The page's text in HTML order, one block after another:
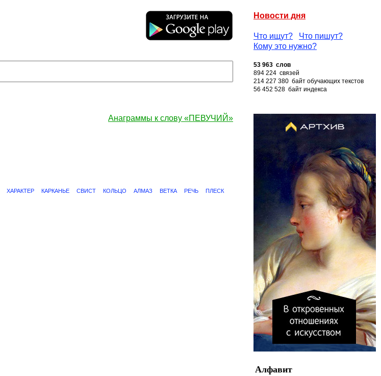
Новости дня
Что ищут?
Что пишут?
Кому это нужно?
53 963 слов
894 224 связей
214 227 380 байт обучающих текстов
56 452 528 байт индекса
Анаграммы к слову «ПЕВУЧИЙ»
ХАРАКТЕР КАРКАНЬЕ СВИСТ КОЛЬЦО АЛМАЗ ВЕТКА РЕЧЬ ПЛЕСК
Алфавит